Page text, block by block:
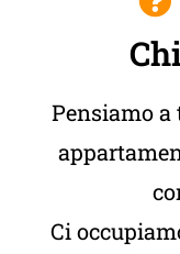
Pensiamo a
Ci